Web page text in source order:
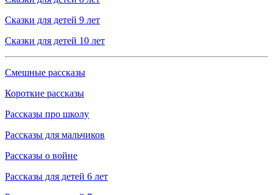
Сказки для детей 9 лет
Сказки для детей 10 лет
Смешные рассказы
Короткие рассказы
Рассказы про школу
Рассказы для мальчиков
Рассказы о войне
Рассказы для детей 6 лет